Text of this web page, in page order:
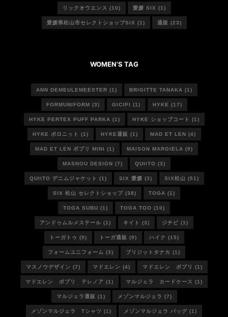
リックオウエンス (10) 愛媛 SIX (1)
愛媛県松山市セレクトショップSIX (1) 通販 (23)
WOMEN’S TAG
ANN DEMEULEMEESTER (1) BRIGITTE TANAKA (1)
FORMUNIFORM (3) GICIPI (1) HYKE (17)
HYKE PERTEX PUFF PARKA (1) HYKE ショップコート (1)
HYKE ポロニット (1) HYKE通販 (1) MAD ET LEN (4)
MAD ET LEN ポプリ MINI (1) MAISON MARGIELA (9)
MASNOU DESIGN (7) QUIITO (3)
QUIITO デニムジャケット (1) SIX 愛媛 (3) SIX松山 (51)
SIX 松山 セレクトショップ (38) TOGA (1)
TOGA SUBU (1) TOGA TOO (10)
アンドゥムルメステール (1) キイト (3) ジチピ (1)
トーガトゥ (9) トーガ通販 (9) ハイク (15)
フォームユニフォーム (3) ブリジットタナカ (1)
マスノウデザイン (7) マドエレン (4) マドエレン ポプリ (1)
マドエレン ポプリ テレノア (1) マルジェラ カードケース (1)
マルジェラ通販 (1) メゾンマルジェラ (7)
メゾンマルジェラ Tシャツ (1) メゾンマルジェラ バッグ (1)